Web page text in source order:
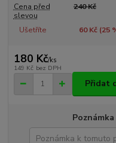
Cena před
slevou
240 Kč
Ušetříte 60 Kč (25
180 Kč/ks
149 Kč bez DPH
Přidat